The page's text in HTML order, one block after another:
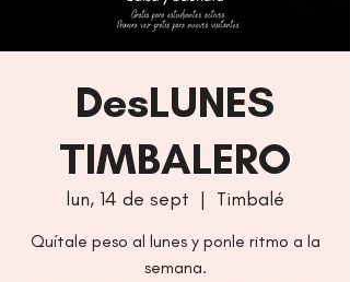
DesLUNES
TIMBALERO
lun, 14 de sept
  |
Timbalé
Quítale peso al lunes y ponle ritmo a la
semana.